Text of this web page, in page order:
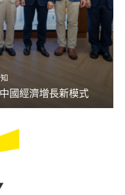
國經濟增長新模式